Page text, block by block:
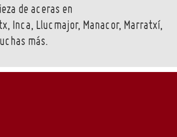
de aceras en
Inca, Llucmajor, Manacor, Marratxí,
más.